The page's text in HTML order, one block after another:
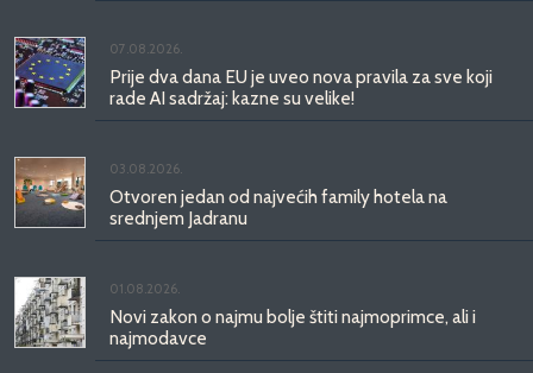
07.08.2026.
Prije dva dana EU je uveo nova pravila za sve koji
rade AI sadržaj: kazne su velike!
03.08.2026.
Otvoren jedan od najvećih family hotela na
srednjem Jadranu
01.08.2026.
Novi zakon o najmu bolje štiti najmoprimce, ali i
najmodavce